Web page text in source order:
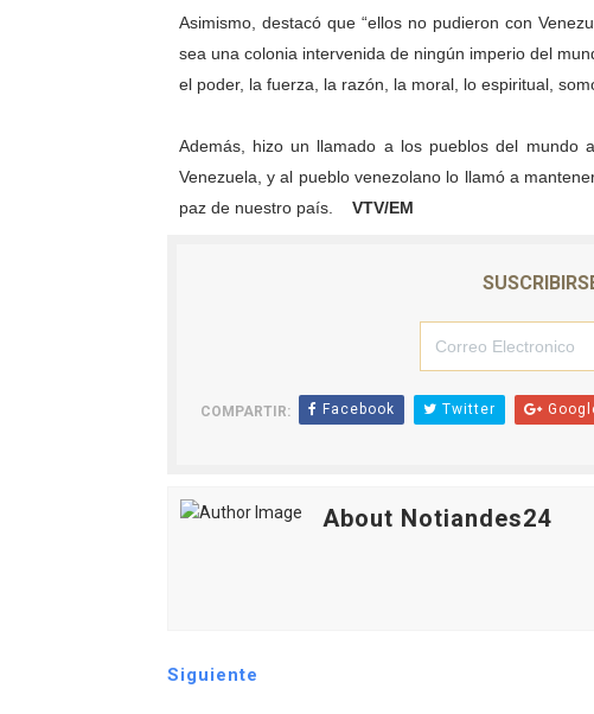
Complejo Educativo Talento
Arnaldo Sánchez reinaugura
Asimismo, destacó que “ellos no pudieron con
sea una colonia intervenida de ningún imperio del
el poder, la fuerza, la razón, la moral, lo espiritual,
Además, hizo un llamado a los pueblos del mundo
Venezuela, y al pueblo venezolano lo llamó a
paz de nuestro país. VTV/EM
COMPARTIR: Facebook Twitter
About Notiandes24
Siguiente